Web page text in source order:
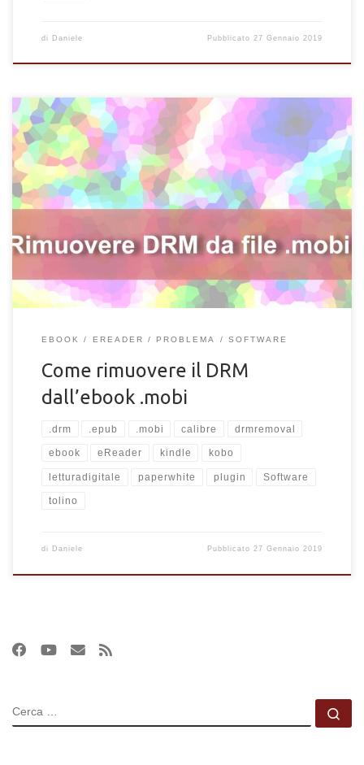
di Daniele Pubblicato 27 Gennaio 2019
Ti è mai capitato di avere acquistato un emozionante e-book su
Amazon, pieno di aspettative e desiderio di lettura, solo per
trovarti bloccato nell’incapacità di accedere al suo contenuto a
causa di un formato incompatibile col tuo lettore digitale?
presenza del DRM, ovvero il sistema di protezione dei diritti
digitali. In breve, il […]
EBOOK EREADER PROBLEMA SOFTWARE
Come rimuovere il DRM
dall’ebook .mobi
.drm .epub .mobi calibre drmremoval
ebook eReader kindle kobo
letturadigitale paperwhite plugin Software
tolino
di Daniele Pubblicato 27 Gennaio 2019
CERCA